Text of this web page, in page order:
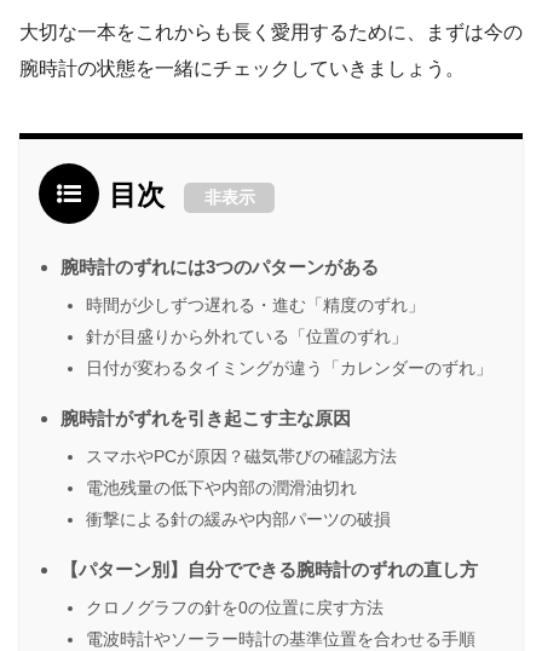
大切な一本をこれからも長く愛用するために、まずは今の
腕時計の状態を一緒にチェックしていきましょう。
目次 非表示
腕時計のずれには3つのパターンがある
時間が少しずつ遅れる・進む「精度のずれ」
針が目盛りから外れている「位置のずれ」
日付が変わるタイミングが違う「カレンダーのずれ」
腕時計がずれを引き起こす主な原因
スマホやPCが原因？磁気帯びの確認方法
電池残量の低下や内部の潤滑油切れ
衝撃による針の緩みや内部パーツの破損
【パターン別】自分でできる腕時計のずれの直し方
クロノグラフの針を0の位置に戻す方法
電波時計やソーラー時計の基準位置を合わせる手順